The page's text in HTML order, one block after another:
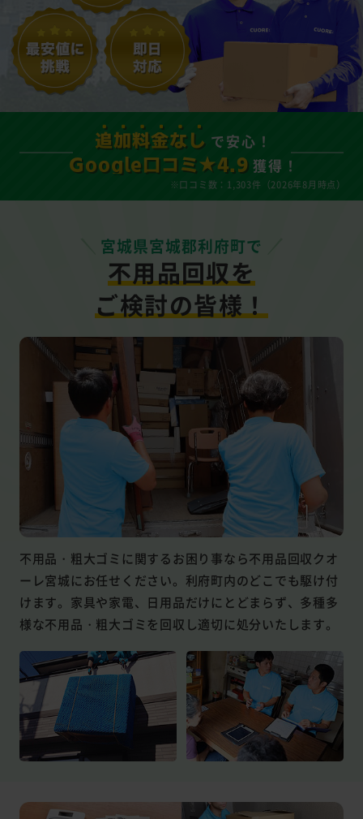
追加料金なし で安心！
Google口コミ★4.9 獲得！
※口コミ数：1,303件（2026年8月時点）
宮城県宮城郡利府町で
不用品回収を
ご検討の皆様！
不用品・粗大ゴミに関するお困り事なら不用品回収クオ
ーレ宮城にお任せください。利府町内のどこでも駆け付
けます。家具や家電、日用品だけにとどまらず、多種多
様な不用品・粗大ゴミを回収し適切に処分いたします。